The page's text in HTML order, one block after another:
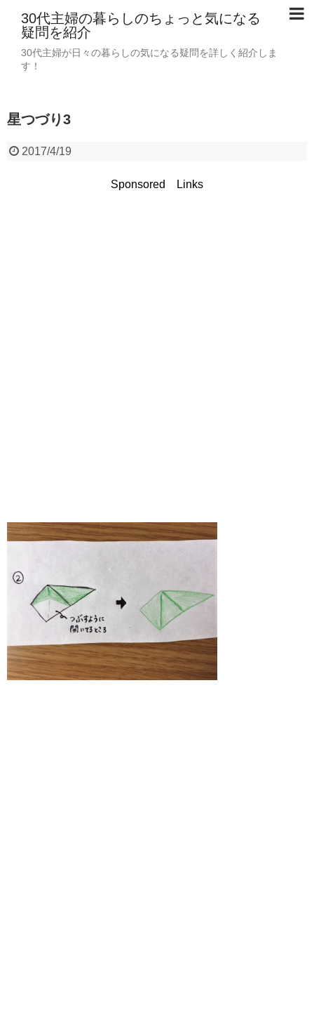
30代主婦の暮らしのちょっと気になる
疑問を紹介
30代主婦が日々の暮らしの気になる疑問を詳しく紹介しま
す！
星つづり3
2017/4/19
Sponsored Links